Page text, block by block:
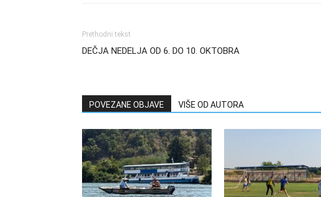
Prethodni tekst
DEČJA NEDELJA OD 6. DO 10. OKTOBRA
POVEZANE OBJAVE VIŠE OD AUTORA